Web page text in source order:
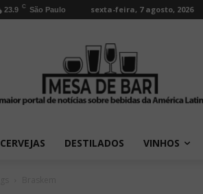
23.9 C São Paulo sexta-feira, 7 agosto, 2026
CERVEJAS DESTILADOS VINHOS